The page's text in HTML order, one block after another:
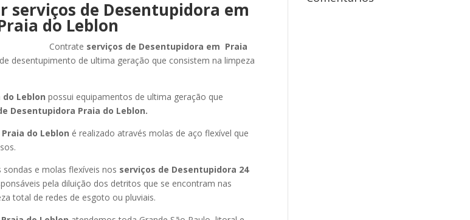
serviços de Desentupidora em
do Leblon
Contrate serviços de Desentupidora em Praia
desentupimento de ultima geração que consistem na limpeza
Leblon possui equipamentos de ultima geração que
Desentupidora Praia do Leblon.
do Leblon é realizado através molas de aço flexível que
e molas flexíveis nos serviços de Desentupidora 24
pela diluição dos detritos que se encontram nas
total de redes de esgoto ou pluviais.